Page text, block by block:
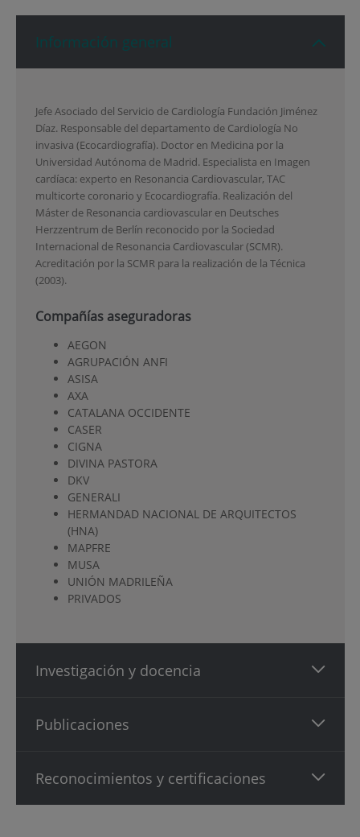
Información general
Jefe Asociado del Servicio de Cardiología Fundación Jiménez
Díaz. Responsable del departamento de Cardiología No
invasiva (Ecocardiografía). Doctor en Medicina por la
Universidad Autónoma de Madrid. Especialista en Imagen
cardíaca: experto en Resonancia Cardiovascular, TAC
multicorte coronario y Ecocardiografía. Realización del
Máster de Resonancia cardiovascular en Deutsches
Herzzentrum de Berlín reconocido por la Sociedad
Internacional de Resonancia Cardiovascular (SCMR).
Acreditación por la SCMR para la realización de la Técnica
(2003).
Compañías aseguradoras
AEGON
AGRUPACIÓN ANFI
ASISA
AXA
CATALANA OCCIDENTE
CASER
CIGNA
DIVINA PASTORA
DKV
GENERALI
HERMANDAD NACIONAL DE ARQUITECTOS
(HNA)
MAPFRE
MUSA
UNIÓN MADRILEÑA
PRIVADOS
Investigación y docencia
Publicaciones
Reconocimientos y certificaciones